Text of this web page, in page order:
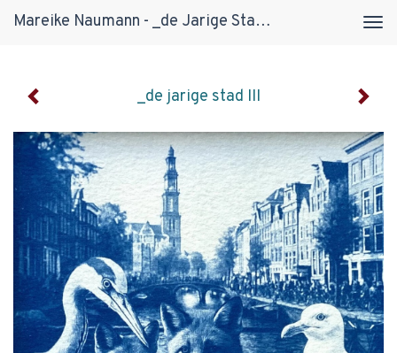
Mareike Naumann - _de Jarige Stad III
_de jarige stad III